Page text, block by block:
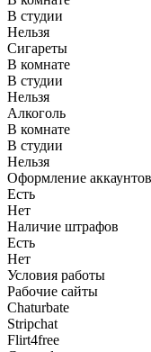
В студии
Нельзя
Сигареты
В комнате
В студии
Нельзя
Алкоголь
В комнате
В студии
Нельзя
Оформление аккаунтов
Есть
Нет
Наличие штрафов
Есть
Нет
Условия работы
Рабочие сайты
Chaturbate
Stripchat
Flirt4free